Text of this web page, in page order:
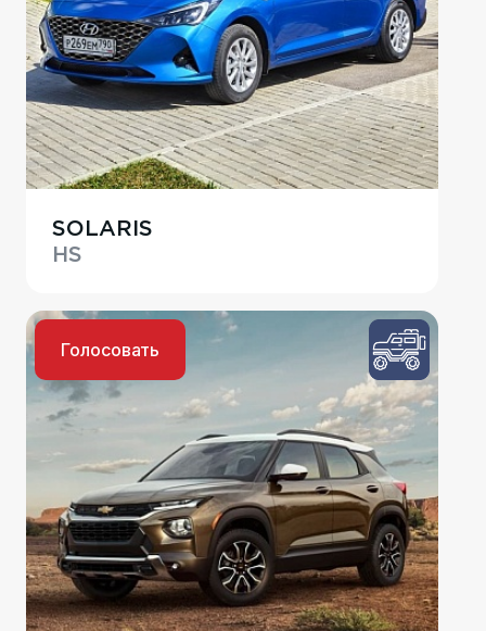
SOLARIS
HS
Голосовать